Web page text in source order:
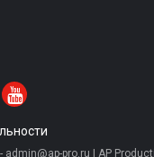
admin@ap-pro.ru | AP